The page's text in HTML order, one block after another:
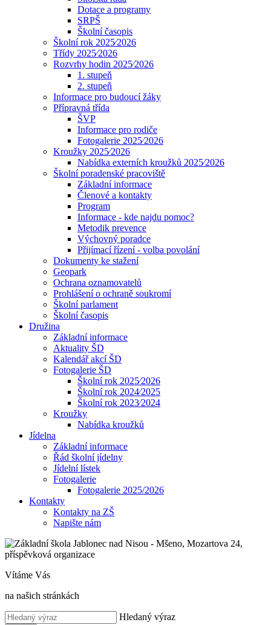
Dotace a programy
SRPŠ
Školní časopis
Školní rok 2025⁄2026
Třídy 2025⁄2026
Rozvrhy hodin 2025⁄2026
1. stupeň
2. stupeň
Informace pro budoucí žáky
Přípravná třída
ŠVP
Informace pro rodiče
Fotogalerie 2025⁄2026
Kroužky 2025⁄2026
Nabídka externích kroužků 2025⁄2026
Školní poradenské pracoviště
Základní informace
Členové a kontakty
Program
Informace - kde najdu pomoc?
Metodik prevence
Výchovný poradce
Přijímací řízení - volba povolání
Dokumenty ke stažení
Geopark
Ochrana oznamovatelů
Prohlášení o ochraně soukromí
Školní parlament
Školní časopis
Družina
Základní informace
Aktuality ŠD
Kalendář akcí ŠD
Fotogalerie ŠD
Školní rok 2025⁄2026
Školní rok 2024⁄2025
Školní rok 2023⁄2024
Kroužky
Nabídka kroužků
Jídelna
Základní informace
Řád školní jídelny
Jídelní lístek
Fotogalerie
Fotogalerie 2025/2026
Kontakty
Kontakty na ZŠ
Napište nám
Vítáme Vás
na našich stránkách
Hledaný výraz